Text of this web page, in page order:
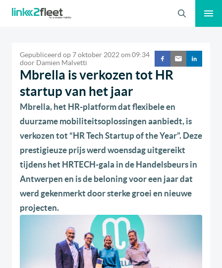
Zoeken
Gepubliceerd op7 oktober 2022om09:34
door Damien Malvetti
Mbrella is verkozen tot HR
startup van het jaar
Mbrella, het HR-platform dat flexibele en
duurzame mobiliteitsoplossingen aanbiedt, is
verkozen tot “HR Tech Startup of the Year”. Deze
prestigieuze prijs werd woensdag uitgereikt
tijdens het HRTECH-gala in de Handelsbeurs in
Antwerpen en is de beloning voor een jaar dat
werd gekenmerkt door sterke groei en nieuwe
projecten.